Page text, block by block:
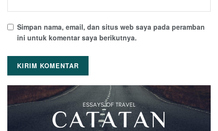
Simpan nama, email, dan situs web saya pada peramban
ini untuk komentar saya berikutnya.